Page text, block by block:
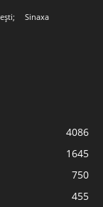
Sinaxa
4086
1645
750
455